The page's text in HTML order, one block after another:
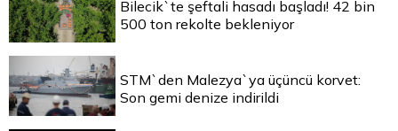
Bilecik`te şeftali hasadı başladı! 42 bin
500 ton rekolte bekleniyor
STM`den Malezya`ya üçüncü korvet:
Son gemi denize indirildi